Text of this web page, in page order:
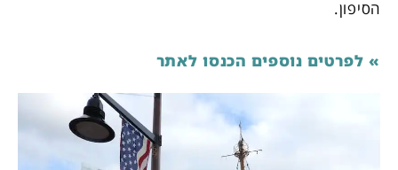
הסיפון.
» לפרטים נוספים הכנסו לאתר